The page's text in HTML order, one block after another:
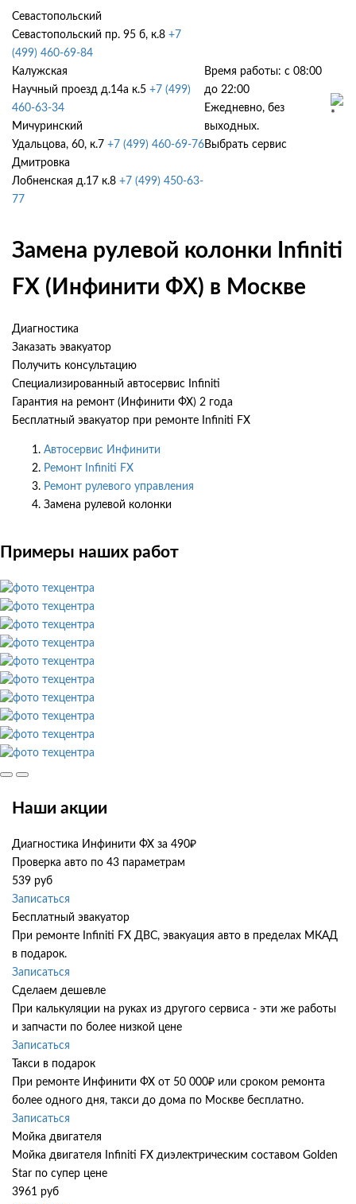
Севастопольский
Севастопольский пр. 95 б, к.8 +7
(499) 460-69-84
Калужская
Научный проезд д.14а к.5 +7 (499)
460-63-34
Мичуринский
Удальцова, 60, к.7 +7 (499) 460-69-76
Дмитровка
Лобненская д.17 к.8 +7 (499) 450-63-
77
Время работы: с 08:00
до 22:00
Ежедневно, без
выходных.
Выбрать сервис
Замена рулевой колонки Infiniti
FX (Инфинити ФХ) в Москве
Диагностика
Заказать эвакуатор
Получить консультацию
Специализированный автосервис Infiniti
Гарантия на ремонт (Инфинити ФХ) 2 года
Бесплатный эвакуатор при ремонте Infiniti FX
Автосервис Инфинити
Ремонт Infiniti FX
Ремонт рулевого управления
Замена рулевой колонки
Примеры наших работ
Наши акции
Диагностика Инфинити ФХ за 490₽
Проверка авто по 43 параметрам
539 руб
Записаться
Бесплатный эвакуатор
При ремонте Infiniti FX ДВС, эвакуация авто в пределах МКАД
в подарок.
Записаться
Сделаем дешевле
При калькуляции на руках из другого сервиса - эти же работы
и запчасти по более низкой цене
Записаться
Такси в подарок
При ремонте Инфинити ФХ от 50 000₽ или сроком ремонта
более одного дня, такси до дома по Москве бесплатно.
Записаться
Мойка двигателя
Мойка двигателя Infiniti FX диэлектрическим составом Golden
Star по супер цене
3961 руб